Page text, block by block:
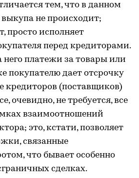
тем, что в данном
выкупа не происходит;
просто исполняет
перед кредиторами.
него платежи за товары или
покупателю дает отсрочку
кредиторов (поставщиков)
очевидно, не требуется, все
взаимоотношений
это, кстати, позволяет
связанные
что бывает особенно
сделках.